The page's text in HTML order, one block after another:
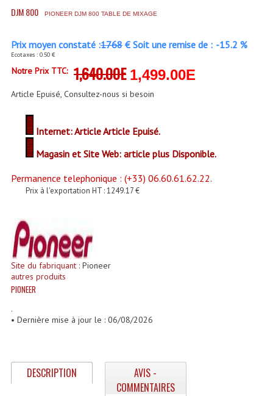
Amplificateurs
Amplificateurs Multi-Canaux
Compresseurs , Limiteurs , Noise Gate
Egaliseur Egaliseurs
Enceintes Et Caissons Basses
Enceintes, Système Amplifiés
Caisson De Basse Amplifié
Enceinte Nomade Bluetooth
DJM 800 PIONEER DJM 800 TABLE DE MIXAGE
Prix moyen constaté :1768€ Soit une remise de : -15.2 %
Ecotaxes : 0.50 €
Notre Prix TTC: 1,640.00E 1,499.00E
Article Epuisé, Consultez-nous si besoin
Internet: Article Article Epuisé.
Magasin et Site Web: article plus Disponible.
Permanence telephonique : (+33) 06.60.61.62.22.
Prix à l'exportation HT : 1249.17 €
Site du fabriquant :Pioneer
autres produits
PIONEER
.
• Dernière mise à jour le : 06/08/2026
DESCRIPTION
AVIS -
COMMENTAIRES